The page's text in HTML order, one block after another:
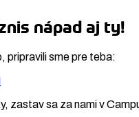
nápad aj ty!
pripravili sme pre teba:
zastav sa za nami v